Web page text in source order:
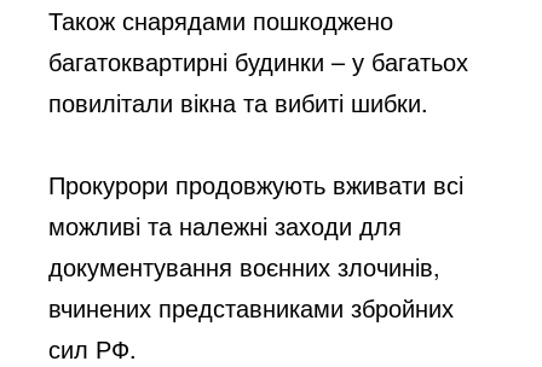
Також снарядами пошкоджено
багатоквартирні будинки – у багатьох
повилітали вікна та вибиті шибки.
Прокурори продовжують вживати всі
можливі та належні заходи для
документування воєнних злочинів,
вчинених представниками збройних
сил РФ.